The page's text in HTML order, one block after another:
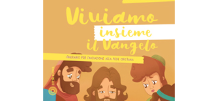
AGGIUNGI AL CARRELLO